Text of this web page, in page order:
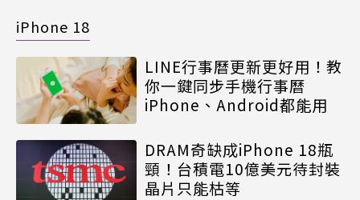
iPhone 18
LINE行事曆更新更好用！教
你一鍵同步手機行事曆
iPhone、Android都能用
DRAM奇缺成iPhone 18瓶
頸！台積電10億美元待封裝
晶片只能枯等